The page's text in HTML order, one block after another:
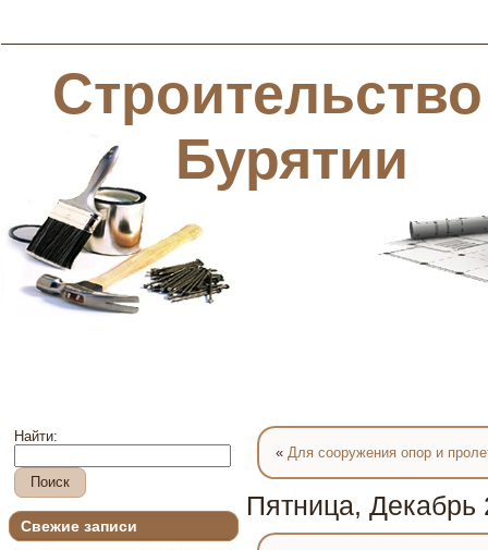
Бурятии
Найти:
Свежие записи
« Для сооружения опор и
Пятница, Декабрь